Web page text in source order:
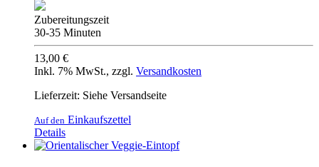
Zubereitungszeit
30-35 Minuten
13,00 €
Inkl. 7% MwSt., zzgl. Versandkosten
Lieferzeit: Siehe Versandseite
Auf den Einkaufszettel
Details